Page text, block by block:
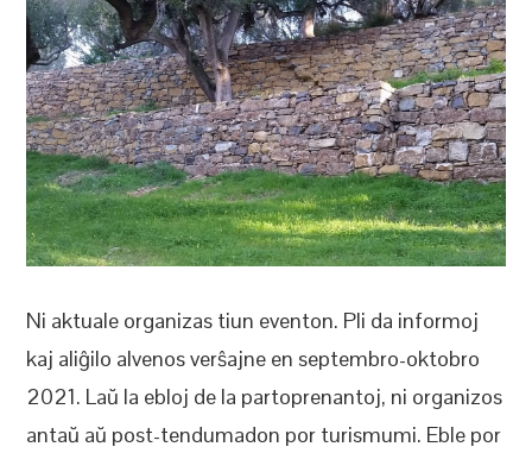
Ni aktuale organizas tiun eventon. Pli da informoj
kaj aliĝilo alvenos verŝajne en septembro-oktobro
2021. Laŭ la ebloj de la partoprenantoj, ni organizos
antaŭ aŭ post-tendumadon por turismumi. Eble por